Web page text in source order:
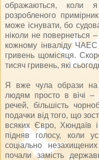
ображаються, коли
розробленого
може існувати, бо
ніколи не повернеться
кожному інваліду
гривень щомісяця.
тисяч гривень, які
Я вже чула образи на
людям просто в вічі –
речей, більшість
подачки від того, що
всяких Євро, Хюндаїв
підняв голосу, коли
соціально
почали замість